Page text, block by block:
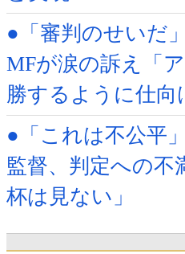
●「審判のせいだ
MFが涙の訴え「
勝するように仕向
●「これは不公平
監督、判定への不
杯は見ない」